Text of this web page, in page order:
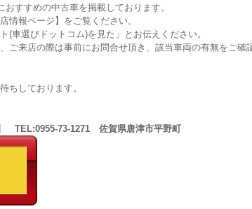
すすめの中古車を掲載しております。
情報ページ】をご覧ください。
(車選びドットコム)を見た」とお伝えください。
ご来店の際は事前にお問合せ頂き、該当車両の有無をご確
ちしております。
TEL:0955-73-1271 佐賀県唐津市平野町